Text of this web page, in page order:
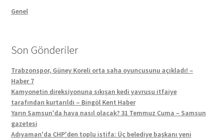
Genel
Son Gönderiler
Trabzonspor, Güney Koreli orta saha oyuncusunu açıkladı! –
Haber 7
Kamyonetin direksiyonuna sıkışan kedi yavrusu itfaiye
tarafından kurtarıldı – Bingöl Kent Haber
Yarın Samsun'da hava nasıl olacak? 31 Temmuz Cuma – Samsun
gazetesi
Adıyaman'da CHP'den toplu istifa: Üç belediye başkanı yeni